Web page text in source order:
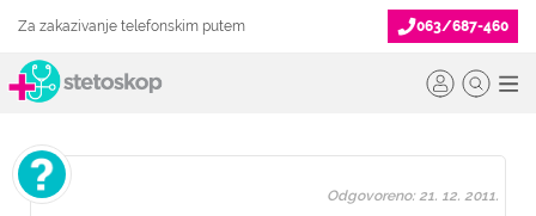
Za zakazivanje telefonskim putem 063/687-460
Odgovoreno: 21. 12. 2011.